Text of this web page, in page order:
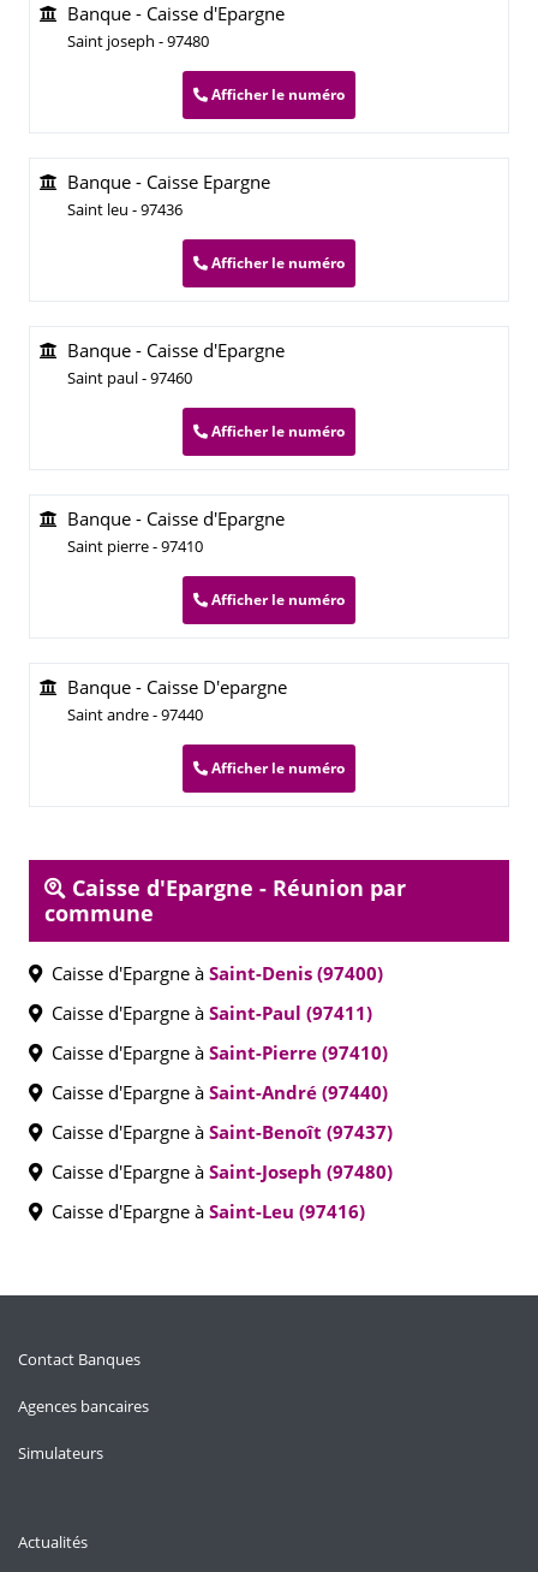
Banque - Caisse d'Epargne
Saint joseph - 97480
Afficher le numéro
Banque - Caisse Epargne
Saint leu - 97436
Afficher le numéro
Banque - Caisse d'Epargne
Saint paul - 97460
Afficher le numéro
Banque - Caisse d'Epargne
Saint pierre - 97410
Afficher le numéro
Banque - Caisse D'epargne
Saint andre - 97440
Afficher le numéro
Caisse d'Epargne - Réunion par
commune
Caisse d'Epargne à Saint-Denis (97400)
Caisse d'Epargne à Saint-Paul (97411)
Caisse d'Epargne à Saint-Pierre (97410)
Caisse d'Epargne à Saint-André (97440)
Caisse d'Epargne à Saint-Benoît (97437)
Caisse d'Epargne à Saint-Joseph (97480)
Caisse d'Epargne à Saint-Leu (97416)
Contact Banques
Agences bancaires
Simulateurs
Actualités